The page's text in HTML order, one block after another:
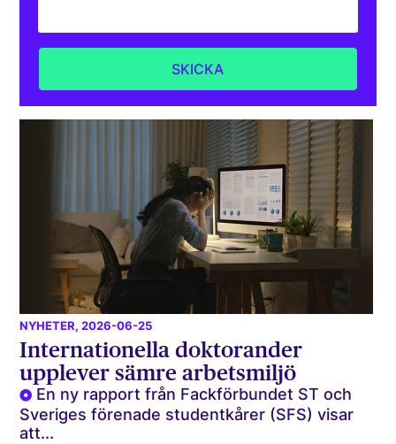
NYHETER, 2026-06-25
Internationella doktorander
upplever sämre arbetsmiljö
En ny rapport från Fackförbundet ST och
Sveriges förenade studentkårer (SFS) visar
att...